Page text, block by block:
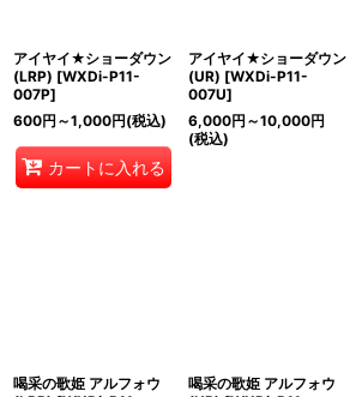
アイヤイ★ショーダウン
(LRP) [WXDi-P11-
007P]
600円 ～1,000円(税込)
カートに入れる
アイヤイ★ショーダウン
(UR) [WXDi-P11-
007U]
6,000円 ～10,000円
(税込)
喝采の歌姫 アルフォウ
喝采の歌姫 アルフォウ